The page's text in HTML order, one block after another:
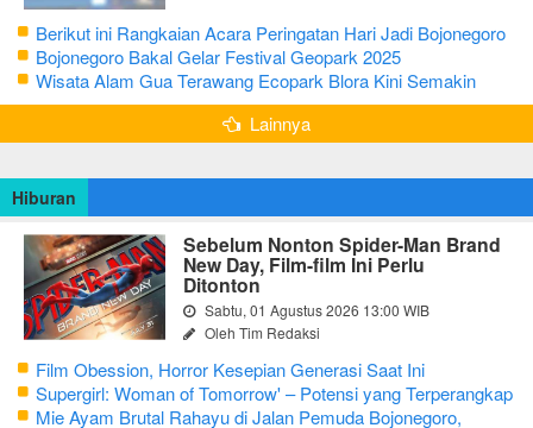
Berikut ini Rangkaian Acara Peringatan Hari Jadi Bojonegoro
Ke-348 Tahun 2025
Bojonegoro Bakal Gelar Festival Geopark 2025
Wisata Alam Gua Terawang Ecopark Blora Kini Semakin
Menarik
Lainnya
Hiburan
Sebelum Nonton Spider-Man Brand
New Day, Film-film Ini Perlu
Ditonton
Sabtu, 01 Agustus 2026 13:00 WIB
Oleh Tim Redaksi
Film Obession, Horror Kesepian Generasi Saat Ini
Supergirl: Woman of Tomorrow' – Potensi yang Terperangkap
dalam Narasi Generik
Mie Ayam Brutal Rahayu di Jalan Pemuda Bojonegoro,